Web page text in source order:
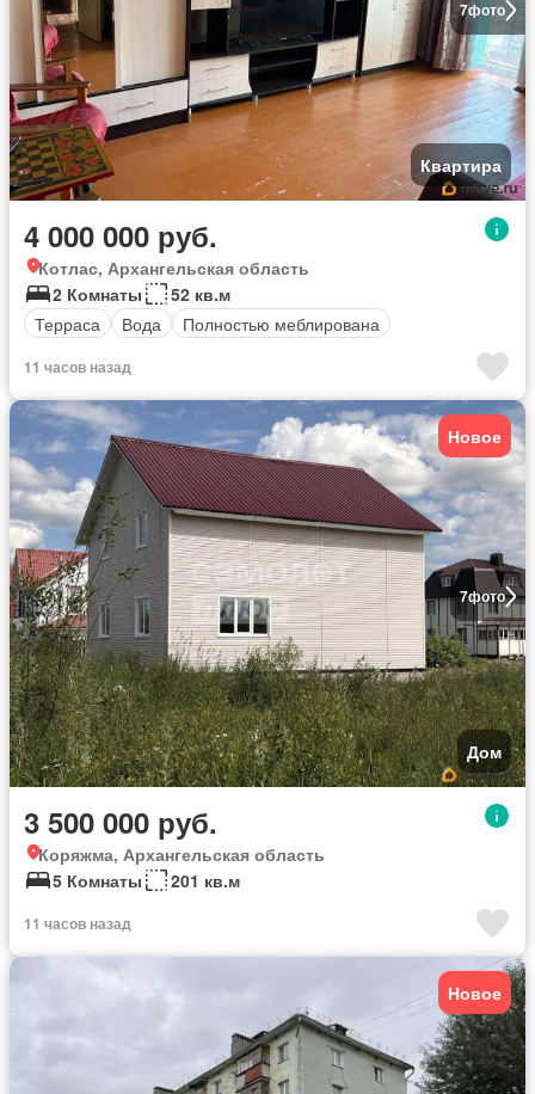
7фото
Квартира
4 000 000 руб.
Котлас, Архангельская область
2 Комнаты
52 кв.м
Терраса
Вода Полностью меблирована
11 часов назад
7фото
Новое
Дом
3 500 000 руб.
Коряжма, Архангельская область
5 Комнаты
201 кв.м
11 часов назад
Новое